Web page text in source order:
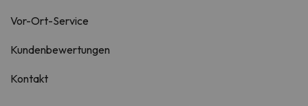
Vor-Ort-Service
Kundenbewertungen
Kontakt